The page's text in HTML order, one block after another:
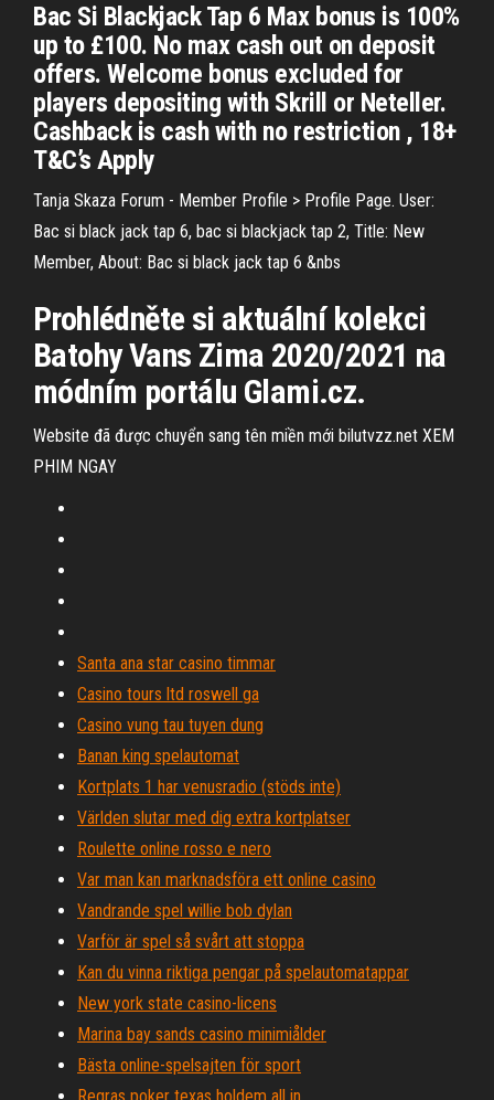
Bac Si Blackjack Tap 6 Max bonus is 100%
up to £100. No max cash out on deposit
offers. Welcome bonus excluded for
players depositing with Skrill or Neteller.
Cashback is cash with no restriction , 18+
T&C’s Apply
Tanja Skaza Forum - Member Profile > Profile Page. User:
Bac si black jack tap 6, bac si blackjack tap 2, Title: New
Member, About: Bac si black jack tap 6 &nbs
Prohlédněte si aktuální kolekci
Batohy Vans Zima 2020/2021 na
módním portálu Glami.cz.
Website đã được chuyển sang tên miền mới bilutvzz.net XEM
PHIM NGAY
Santa ana star casino timmar
Casino tours ltd roswell ga
Casino vung tau tuyen dung
Banan king spelautomat
Kortplats 1 har venusradio (stöds inte)
Världen slutar med dig extra kortplatser
Roulette online rosso e nero
Var man kan marknadsföra ett online casino
Vandrande spel willie bob dylan
Varför är spel så svårt att stoppa
Kan du vinna riktiga pengar på spelautomatappar
New york state casino-licens
Marina bay sands casino minimiålder
Bästa online-spelsajten för sport